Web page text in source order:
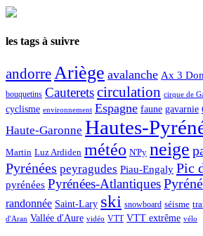
les tags à suivre
andorreAriège avalanche Ax 3
bouquetins Cauteretscirculation cirque de
cyclisme environnement Espagne faune gavarnie
Haute-Garonne Hautes-
Martin Luz Ardiden météo N'Py neige
Pyrénées peyragudes Piau-Engaly Pic
pyrénées Pyrénées-Atlantiques
randonnée Saint-Lary ski snowboard séisme
d'Aran Vallée d'Aure vidéo VTT VTT extrême vélo